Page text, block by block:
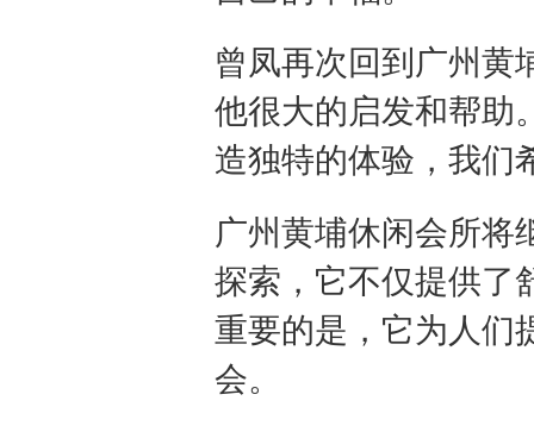
曾凤再次回到广州黄
他很大的启发和帮助
造独特的体验，我们
广州黄埔休闲会所将
探索，它不仅提供了
重要的是，它为人们
会。